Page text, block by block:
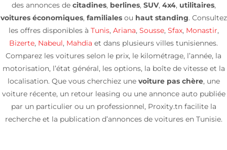
des annonces de citadines, berlines,SUV, 4x4, utilitaires,
voitures économiques,familialesou haut standing. Consultez
les offres disponibles à Tunis, Ariana, Sousse, Sfax, Monastir,
Bizerte, Nabeul, Mahdia et dans plusieurs villes tunisiennes.
Comparez les voitures selon le prix, le kilométrage, l’année, la
motorisation, l’état général, les options, la boîte de vitesse et la
localisation. Que vous cherchiez une voiture pas chère, une
voiture récente, un retour leasing ou une annonce auto publiée
par un particulier ou un professionnel, Proxity.tn facilite la
recherche et la publication d’annonces de voitures en Tunisie.